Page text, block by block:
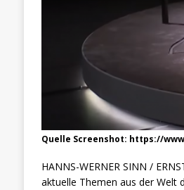
Quelle Screenshot: https://
HANNS-WERNER SINN /
aktuelle Themen aus der Welt